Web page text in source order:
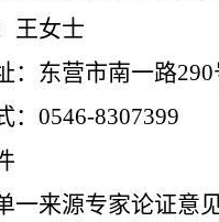
王女士
：东营市南一路
： 0546-8307399
一来源专家论证意